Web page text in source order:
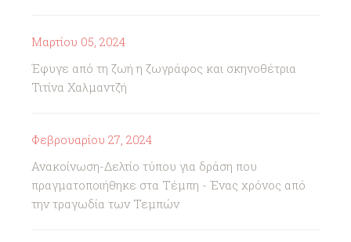
Μαρτίου 05, 2024
Έφυγε από τη ζωή η ζωγράφος και σκηνοθέτρια
Τιτίνα Χαλμαντζή
Φεβρουαρίου 27, 2024
Ανακοίνωση-Δελτίο τύπου για δράση που
πραγματοποιήθηκε στα Τέμπη - Ένας χρόνος από
την τραγωδία των Τεμπών